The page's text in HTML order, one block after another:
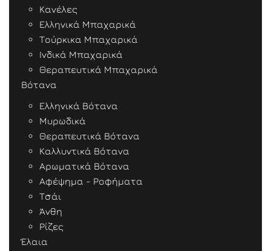
Κανέλες
Ελληνικά Μπαχαρικά
Τούρκικα Μπαχαρικά
Ινδικά Μπαχαρικά
Θεραπευτικά Μπαχαρικά
Βότανα
Ελληνικά Βότανα
Μυρωδικά
Θεραπευτικά Βότανα
Καλλυντικά Βότανα
Αρωματικά Βότανα
Αφέψημα - Ροφήματα
Τσάι
Άνθη
Ρίζες
Έλαια